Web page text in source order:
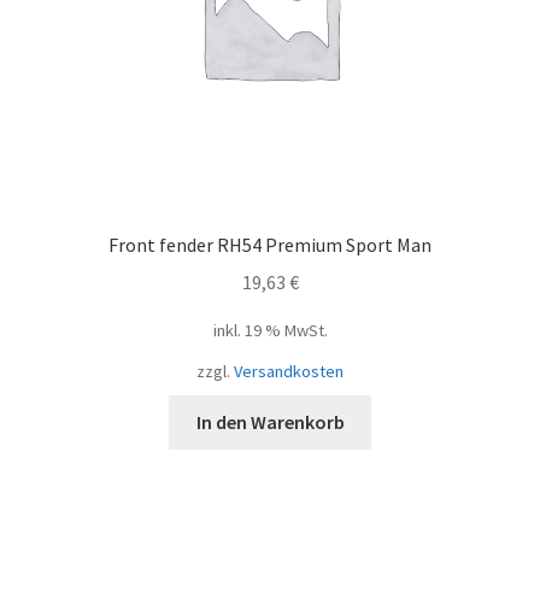
Front fender RH54 Premium Sport Man
19,63 €
inkl. 19 % MwSt.
zzgl. Versandkosten
In den Warenkorb